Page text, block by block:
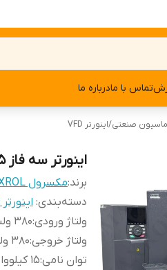
تماس با مادرباره ما
صنعتی/اینورتر VFD
اینورتر سه فاز 15 کیلووات مکسرول MAXROL سری MX320
برند:مکسرول MAXROL
دسته‌بندی: اینورتر VFD
ولتاژ ورودی:380 ولت سه فاز
ولتاژ خروجی:380 ولت سه فاز
توان نامی:15 کیلووات